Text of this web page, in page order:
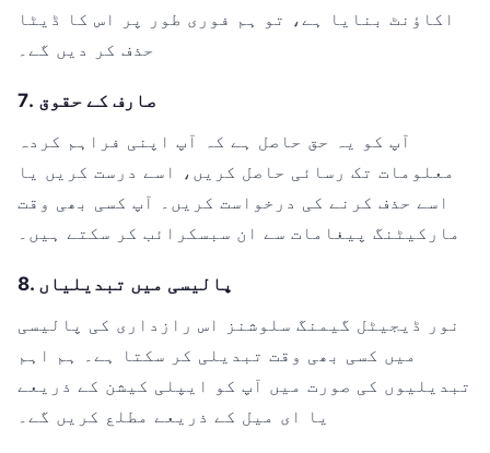
اکاؤنٹ بنایا ہے، تو ہم فوری طور پر اس کا ڈیٹا
حذف کر دیں گے۔
7. صارف کے حقوق
آپ کو یہ حق حاصل ہے کہ آپ اپنی فراہم کردہ
معلومات تک رسائی حاصل کریں، اسے درست کریں یا
اسے حذف کرنے کی درخواست کریں۔ آپ کسی بھی وقت
مارکیٹنگ پیغامات سے ان سبسکرائب کر سکتے ہیں۔
8. پالیسی میں تبدیلیاں
نور ڈیجیٹل گیمنگ سلوشنز اس رازداری کی پالیسی
میں کسی بھی وقت تبدیلی کر سکتا ہے۔ ہم اہم
تبدیلیوں کی صورت میں آپ کو ایپلی کیشن کے ذریعے
یا ای میل کے ذریعے مطلع کریں گے۔